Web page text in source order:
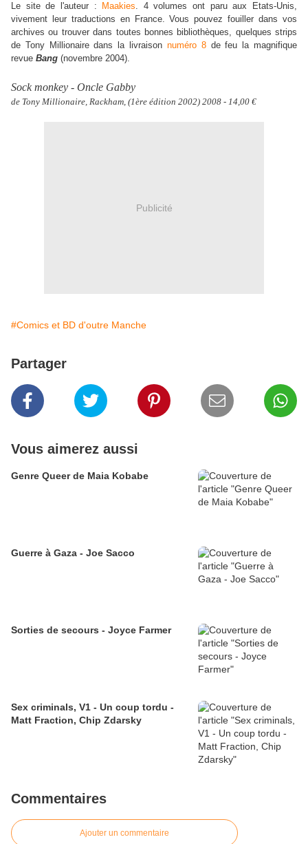
Le site de l'auteur : Maakies. 4 volumes ont paru aux Etats-Unis,
vivement leur traductions en France. Vous pouvez fouiller dans vos
archives ou trouver dans toutes bonnes bibliothèques, quelques strips
de Tony Millionaire dans la livraison numéro 8de feu la magnifique
revue Bang (novembre 2004).
Sock monkey - Oncle Gabby
de Tony Millionaire, Rackham, (1ère édition 2002) 2008 - 14,00 €
Publicité
#Comics et BD d'outre Manche
Partager
Vous aimerez aussi
Genre Queer de Maia Kobabe
Guerre à Gaza - Joe Sacco
Sorties de secours - Joyce Farmer
Sex criminals, V1 - Un coup tordu -
Matt Fraction, Chip Zdarsky
Commentaires
Ajouter un commentaire